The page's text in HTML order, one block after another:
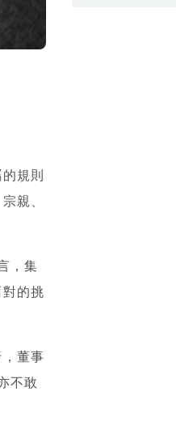
規則
親、
，集
的挑
董事
不敢